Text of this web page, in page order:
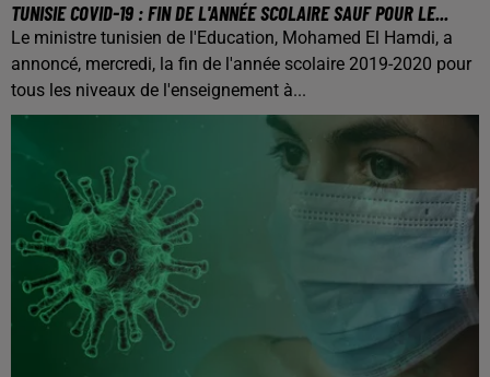
TUNISIE COVID-19 : FIN DE L'ANNÉE SCOLAIRE SAUF POUR LE...
Le ministre tunisien de l'Education, Mohamed El Hamdi, a
annoncé, mercredi, la fin de l'année scolaire 2019-2020 pour
tous les niveaux de l'enseignement à...